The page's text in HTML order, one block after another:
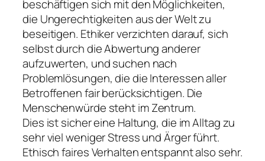
beschäftigen sich mit den Möglichkeiten,
die Ungerechtigkeiten aus der Welt zu
beseitigen. Ethiker verzichten darauf, sich
selbst durch die Abwertung anderer
aufzuwerten, und suchen nach
Problemlösungen, die die Interessen aller
Betroffenen fair berücksichtigen. Die
Menschenwürde steht im Zentrum.
Dies ist sicher eine Haltung, die im Alltag zu
sehr viel weniger Stress und Ärger führt.
Ethisch faires Verhalten entspannt also sehr.